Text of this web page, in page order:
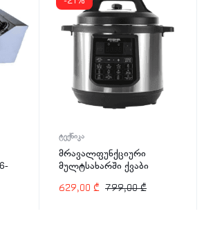
ტექნიკა
მრავალფუნქციური
მულტსახარში ქვაბი
ვტ
799,00₾
629,00 ₾